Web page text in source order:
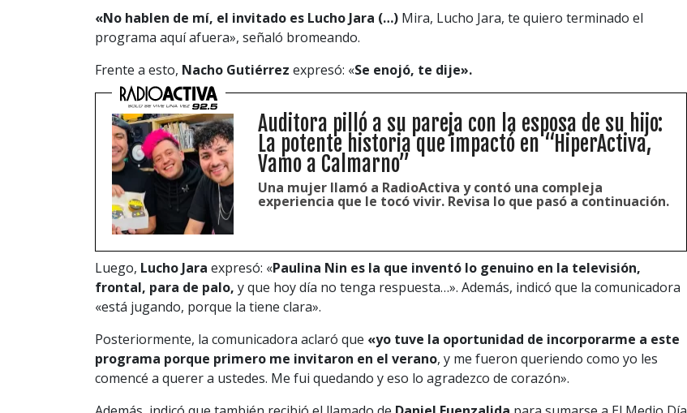
«No hablen de mí, el invitado es Lucho Jara (…) Mira, Lucho Jara, te quiero terminado el
programa aquí afuera», señaló bromeando.
Frente a esto, Nacho Gutiérrez expresó: «Se enojó, te dije».
Auditora pilló a su pareja con la esposa de su hijo:
La potente historia que impactó en “HiperActiva,
Vamo a Calmarno”
Una mujer llamó a RadioActiva y contó una compleja
experiencia que le tocó vivir. Revisa lo que pasó a continuación.
Luego, Lucho Jara expresó: «Paulina Nin es la que inventó lo genuino en la televisión,
frontal, para de palo, y que hoy día no tenga respuesta…». Además, indicó que la comunicadora
«está jugando, porque la tiene clara».
Posteriormente, la comunicadora aclaró que «yo tuve la oportunidad de incorporarme a este
programa porque primero me invitaron en el verano, y me fueron queriendo como yo les
comencé a querer a ustedes. Me fui quedando y eso lo agradezco de corazón».